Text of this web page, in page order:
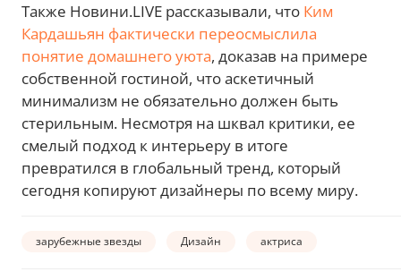
Также Новини.LIVE рассказывали, что Ким
Кардашьян фактически переосмыслила
понятие домашнего уюта, доказав на примере
собственной гостиной, что аскетичный
минимализм не обязательно должен быть
стерильным. Несмотря на шквал критики, ее
смелый подход к интерьеру в итоге
превратился в глобальный тренд, который
сегодня копируют дизайнеры по всему миру.
зарубежные звезды Дизайн актриса